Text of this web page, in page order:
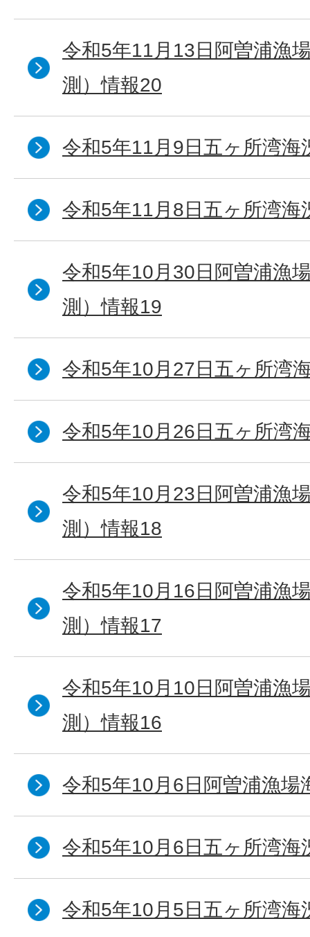
令和5年11月13日阿曽浦漁
測）情報20
令和5年11月9日五ヶ所湾海
令和5年11月8日五ヶ所湾海
令和5年10月30日阿曽浦漁
測）情報19
令和5年10月27日五ヶ所湾
令和5年10月26日五ヶ所湾
令和5年10月23日阿曽浦漁
測）情報18
令和5年10月16日阿曽浦漁
測）情報17
令和5年10月10日阿曽浦漁
測）情報16
令和5年10月6日阿曽浦漁場
令和5年10月6日五ヶ所湾海
令和5年10月5日五ヶ所湾海